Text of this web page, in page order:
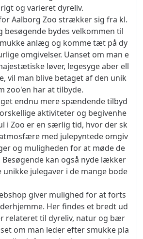
og varieret dyreliv.
Aalborg Zoo strækker sig fra kl.
besøgende bydes velkommen til
anlæg og komme tæt på dy
omgivelser. Uanset om man e
løver, legesyge aber ell
vil man blive betaget af den unik
zoo'en har at tilbyde.
endnu mere spændende tilbyd
aktiviteter og begivenhe
i Zoo er en særlig tid, hvor der sk
med julepyntede omgiv
og muligheden for at møde de
kan også nyde lækker
unikke julegaver i de mange bode
giver mulighed for at forts
Her findes et bredt ud
relateret til dyreliv, natur og bær
om man leder efter smukke pla